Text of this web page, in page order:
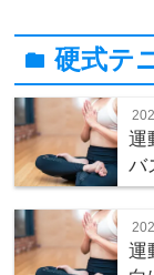
folder硬式テ
運
バ
運